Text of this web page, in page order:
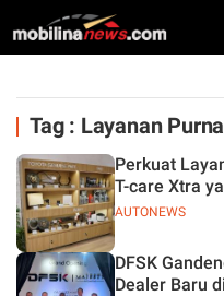
Tag : Layanan
AUTONEWS
Perkuat
T-care Xtra
DFSK
Dealer Baru